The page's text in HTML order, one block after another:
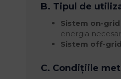
B. Tipul de
Sistem on-
energia
Sistem off-
C. Condițiile